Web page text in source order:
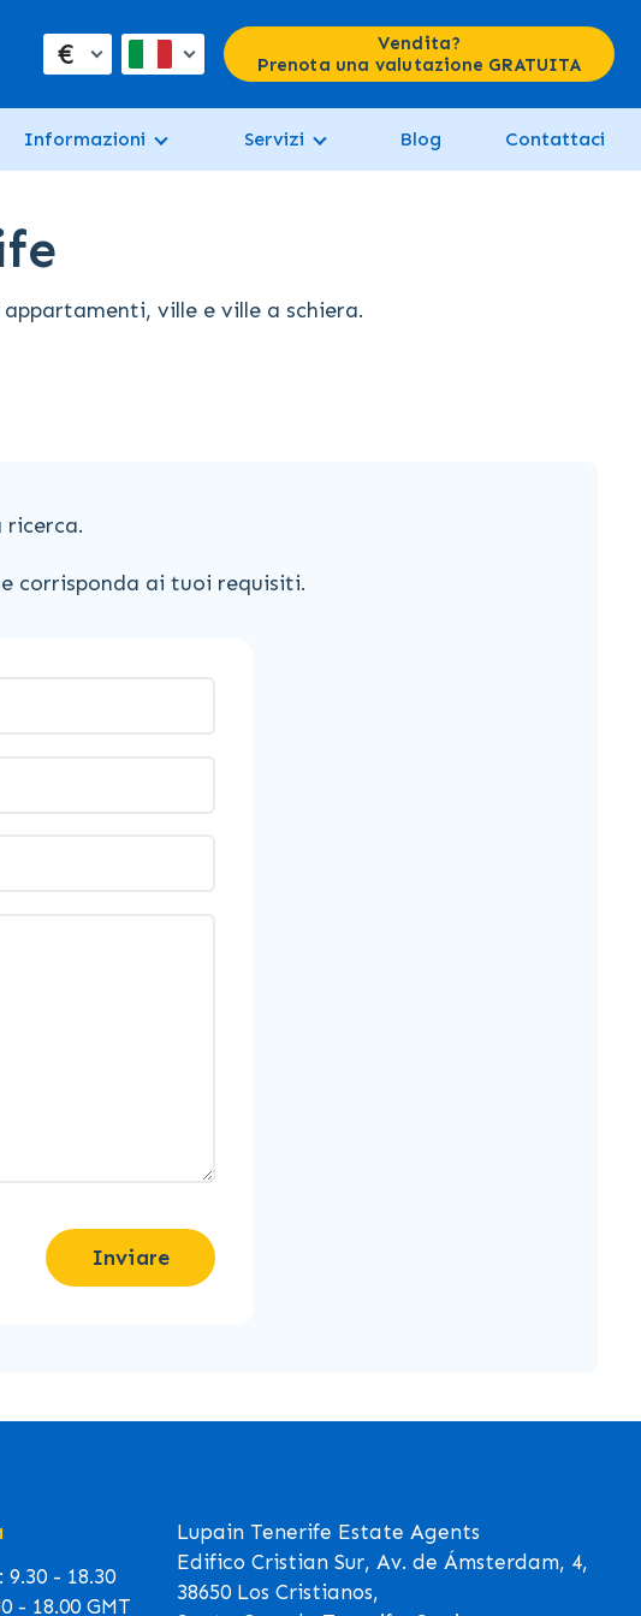
€
Vendita?
Prenota una valutazione GRATUITA
Informazioni Servizi Blog Contattaci
ville e ville a schiera.
ricerca.
corrisponda ai tuoi requisiti.
Inviare
- 18.30
- 18.00 GMT
Lupain Tenerife Estate Agents
Edifico Cristian Sur, Av. de Ámsterdam, 4,
38650 Los Cristianos,